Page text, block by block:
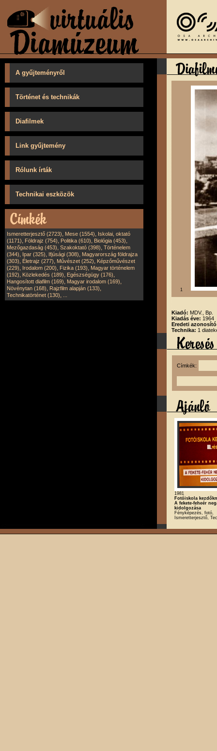
A gyűjteményről
Történet és technikák
Diafilmek
Link gyűjtemény
Rólunk írták
Technikai eszközök
Ismeretterjesztő (2723), Mese (1554), Iskolai, oktató
(1171), Földrajz (754), Politika (610), Biológia (453),
Mezőgazdaság (453), Szakoktató (398), Történelem
(344), Ipar (325), Ifjúsági (308), Magyarország földrajza
(303), Életrajz (277), Művészet (252), Képzőművészet
(229), Irodalom (200), Fizika (193), Magyar történelem
(192), Közlekedés (189), Egészségügy (176),
Hangosított diafilm (169), Magyar irodalom (169),
Növénytan (168), Rajzfilm alapján (133),
Technikatörténet (130),
1
Kiadó: MDV., Bp.
Kiadás éve: 1964
Eredeti
Technika: 1
Címkék:
1981
Fotóiskola
A fekete-feheér
kidolgozása
Fényképezés, fotó,
Ismeretterjesztő,